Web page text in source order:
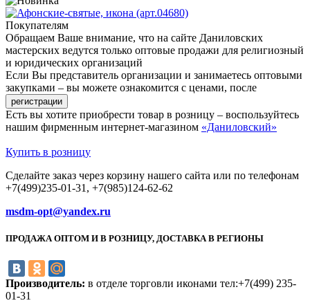
Покупателям
Обращаем Ваше внимание, что на сайте Даниловских
мастерских ведутся только оптовые продажи для религиозный
и юридических организаций
Если Вы представитель организации и занимаетесь оптовыми
закупками – вы можете ознакомится с ценами, после
Есть вы хотите приобрести товар в розницу – воспользуйтесь
нашим фирменным интернет-магазином «Даниловский»
Купить в розницу
Сделайте заказ через корзину нашего сайта или по телефонам
+7(499)235-01-31, +7(985)124-62-62
msdm-opt@yandex.ru
ПРОДАЖА ОПТОМ И В РОЗНИЦУ, ДОСТАВКА В РЕГИОНЫ
Производитель: в отделе торговли иконами тел:+7(499) 235-
01-31